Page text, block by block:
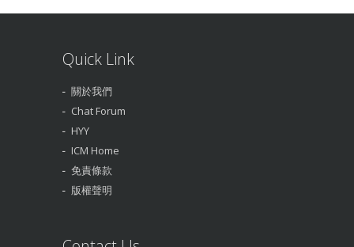
Quick Link
關於我們
Chat Forum
HYY
ICM Home
免責條款
版權聲明